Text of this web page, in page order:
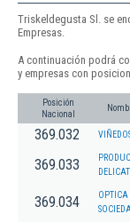
Triskeldegusta Sl. se
Empresas.
A continuación podrá
y empresas con
Posición
Nacional
369.032
369.033
369.034
OPTICA